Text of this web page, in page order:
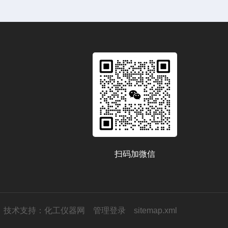
扫码加微信
技术支持： 化工仪器网 管理登录 sitemap.xml